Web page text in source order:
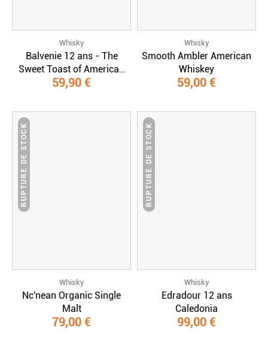
Whisky
Balvenie 12 ans - The
Sweet Toast of American
Oak
59,90 €
Whisky
Smooth Ambler American
Whiskey
59,00 €
RUPTURE DE STOCK
Whisky
Nc'nean Organic Single
Malt
79,00 €
RUPTURE DE STOCK
Whisky
Edradour 12 ans
Caledonia
99,00 €